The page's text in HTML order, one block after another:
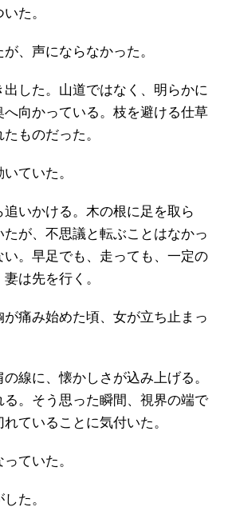
た。
、声にならなかった。
した。山道ではなく、明らかに
へ向かっている。枝を避ける仕草
ものだった。
ていた。
いかける。木の根に足を取ら
が、不思議と転ぶことはなかっ
い。早足でも、走っても、一定の
は先を行く。
痛み始めた頃、女が立ち止まっ
線に、懐かしさが込み上げる。
る。そう思った瞬間、視界の端で
ていることに気付いた。
ていた。
た。